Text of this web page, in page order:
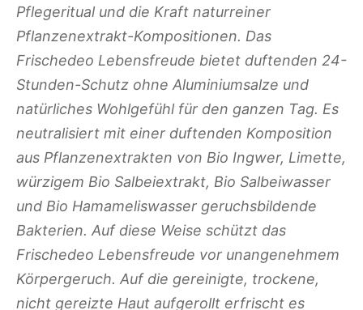
Pflegeritual und die Kraft naturreiner
Pflanzenextrakt-Kompositionen. Das
Frischedeo Lebensfreude bietet duftenden 24-
Stunden-Schutz ohne Aluminiumsalze und
natürliches Wohlgefühl für den ganzen Tag. Es
neutralisiert mit einer duftenden Komposition
aus Pflanzenextrakten von Bio Ingwer, Limette,
würzigem Bio Salbeiextrakt, Bio Salbeiwasser
und Bio Hamameliswasser geruchsbildende
Bakterien. Auf diese Weise schützt das
Frischedeo Lebensfreude vor unangenehmem
Körpergeruch. Auf die gereinigte, trockene,
nicht gereizte Haut aufgerollt erfrischt es